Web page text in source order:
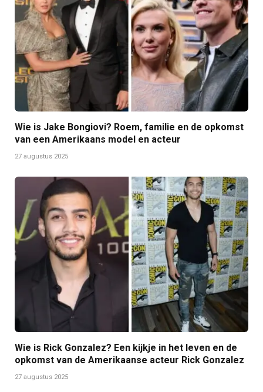
Wie is Jake Bongiovi? Roem, familie en de opkomst
van een Amerikaans model en acteur
27 augustus 2025
Wie is Rick Gonzalez? Een kijkje in het leven en de
opkomst van de Amerikaanse acteur Rick Gonzalez
27 augustus 2025